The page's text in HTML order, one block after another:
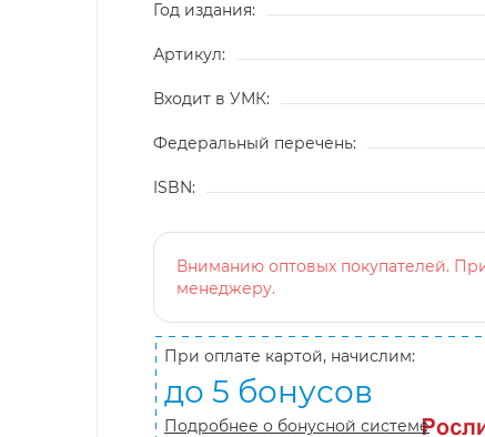
Год издания:
Артикул:
Входит в УМК:
Федеральный перечень:
ISBN:
Вниманию оптовых покупателей.
менеджеру.
При оплате картой, начислим:
до 5 бонусов
Подробнее о бонусной системе